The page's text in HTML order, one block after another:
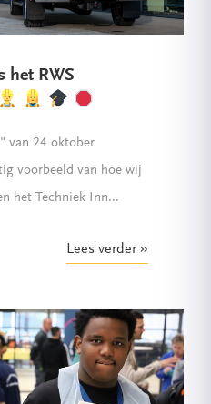
het RWS
van 24 oktober
voorbeeld van hoe wij
het Techniek Inn...
Lees verder